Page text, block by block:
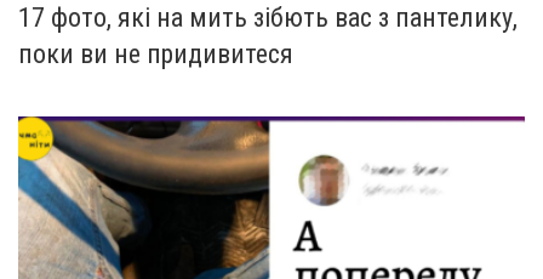
17 фото, які на мить зiбють вас з пантелику,
поки ви не придивитеся